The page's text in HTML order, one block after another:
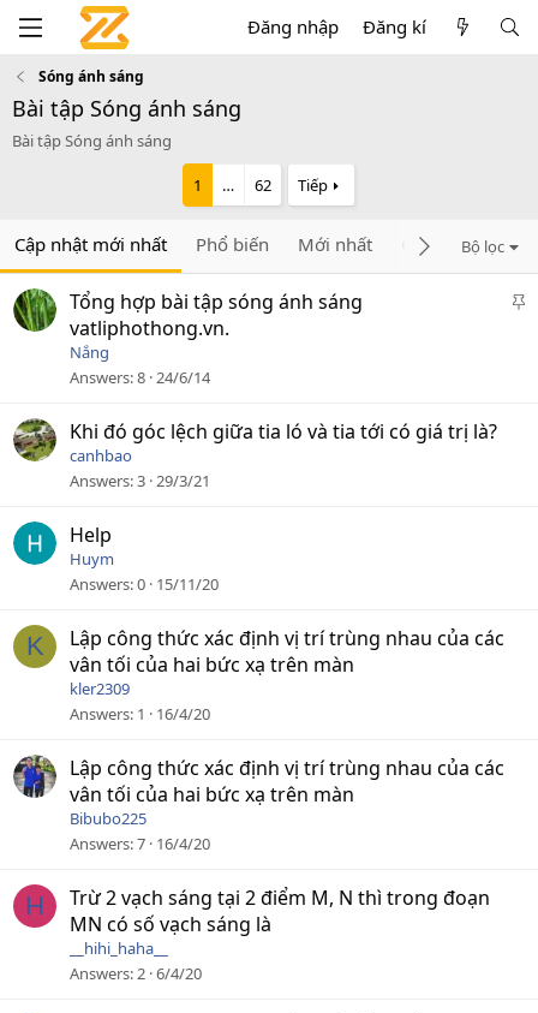
Đăng nhập Đăng kí
Sóng ánh sáng
Bài tập Sóng ánh sáng
Bài tập Sóng ánh sáng
1 … 62 Tiếp
Cập nhật mới nhất Phổ biến Mới nhất Chưa trả lời
Bộ lọc
D
Tổng hợp bài tập sóng ánh sáng
vatliphothong.vn.
Nắng
Answers 8 24/6/14
Khi đó góc lệch giữa tia ló và tia tới có giá trị là?
canhbao
Answers 3 29/3/21
Help
Huym
Answers 0 15/11/20
K
Lập công thức xác định vị trí trùng nhau của các
vân tối của hai bức xạ trên màn
kler2309
Answers 1 16/4/20
Lập công thức xác định vị trí trùng nhau của các
vân tối của hai bức xạ trên màn
Bibubo225
Answers 7 16/4/20
H
Trừ 2 vạch sáng tại 2 điểm M, N thì trong đoạn
MN có số vạch sáng là
__hihi_haha__
Answers 2 6/4/20